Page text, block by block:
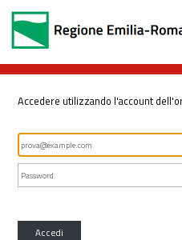
Accedere utilizzando l'account
Accedi